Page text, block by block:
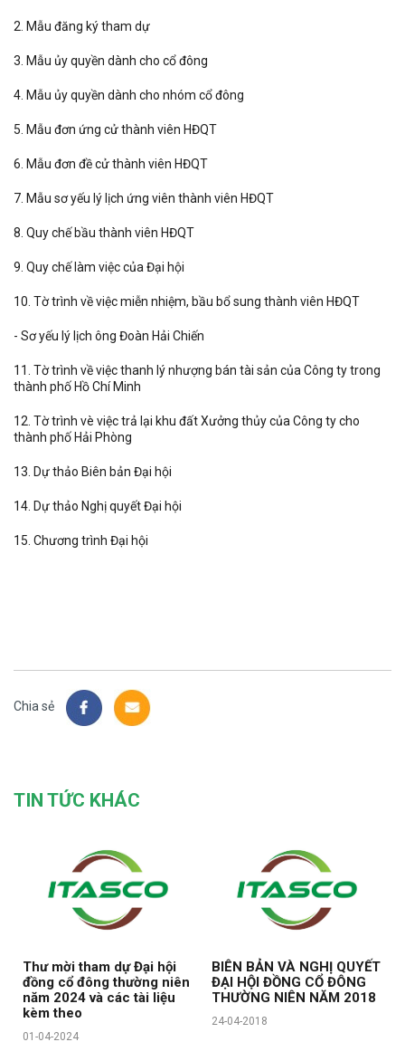
2. Mẫu đăng ký tham dự
3. Mẫu ủy quyền dành cho cổ đông
4. Mẫu ủy quyền dành cho nhóm cổ đông
5. Mẫu đơn ứng cử thành viên HĐQT
6. Mẫu đơn đề cử thành viên HĐQT
7. Mẫu sơ yếu lý lịch ứng viên thành viên HĐQT
8. Quy chế bầu thành viên HĐQT
9. Quy chế làm việc của Đại hội
10. Tờ trình về việc miễn nhiệm, bầu bổ sung thành viên HĐQT
- Sơ yếu lý lịch ông Đoàn Hải Chiến
11. Tờ trình về việc thanh lý nhượng bán tài sản của Công ty trong
thành phố Hồ Chí Minh
12. Tờ trình vè việc trả lại khu đất Xưởng thủy của Công ty cho
thành phố Hải Phòng
13. Dự thảo Biên bản Đại hội
14. Dự thảo Nghị quyết Đại hội
15. Chương trình Đại hội
Chia sẻ
TIN TỨC KHÁC
Thư mời tham dự Đại hội
đồng cổ đông thường niên
năm 2024 và các tài liệu
kèm theo
01-04-2024
BIÊN BẢN VÀ NGHỊ QUYẾT
ĐẠI HỘI ĐỒNG CỔ ĐÔNG
THƯỜNG NIÊN NĂM 2018
24-04-2018